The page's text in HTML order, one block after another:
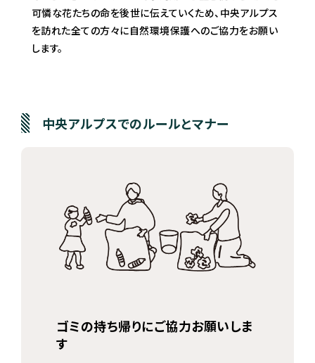
可憐な花たちの命を後世に伝えていくため、中央アルプス
を訪れた全ての方々に自然環境保護へのご協力をお願い
します。
中央アルプスでのルールとマナー
ゴミの持ち帰りにご協力お願いしま
す